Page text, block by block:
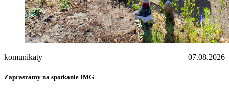
komunikaty 07.08.2026
Zapraszamy na spotkanie IMG